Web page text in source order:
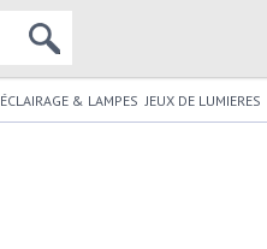
ÉCLAIRAGE & LAMPES JEUX DE LUMIERES